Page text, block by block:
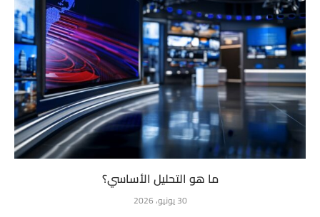
ما هو التحليل الأساسي؟
30 يونيو، 2026